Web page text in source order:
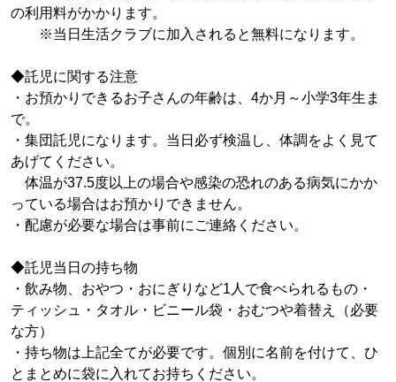
の利用料がかかります。
※当日生活クラブに加入されると無料になります。
◆託児に関する注意
・お預かりできるお子さんの年齢は、4か月～小学3年生ま
で。
・集団託児になります。当日必ず検温し、体調をよく見て
あげてください。
体温が37.5度以上の場合や感染の恐れのある病気にかか
っている場合はお預かりできません。
・配慮が必要な場合は事前にご連絡ください。
◆託児当日の持ち物
・飲み物、おやつ・おにぎりなど1人で食べられるもの・
ティッシュ・タオル・ビニール袋・おむつや着替え（必要
な方）
・持ち物は上記全てが必要です。個別に名前を付けて、ひ
とまとめに袋に入れてお持ちください。